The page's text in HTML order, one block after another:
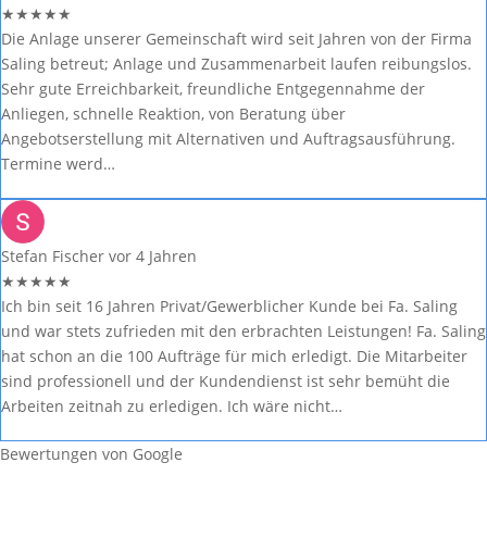
★★★★★
Die Anlage unserer Gemeinschaft wird seit Jahren von der Firma
Saling betreut; Anlage und Zusammenarbeit laufen reibungslos.
Sehr gute Erreichbarkeit, freundliche Entgegennahme der
Anliegen, schnelle Reaktion, von Beratung über
Angebotserstellung mit Alternativen und Auftragsausführung.
Termine werd…
Stefan Fischer vor 4 Jahren
★★★★★
Ich bin seit 16 Jahren Privat/Gewerblicher Kunde bei Fa. Saling
und war stets zufrieden mit den erbrachten Leistungen! Fa. Saling
hat schon an die 100 Aufträge für mich erledigt. Die Mitarbeiter
sind professionell und der Kundendienst ist sehr bemüht die
Arbeiten zeitnah zu erledigen. Ich wäre nicht…
Bewertungen von Google